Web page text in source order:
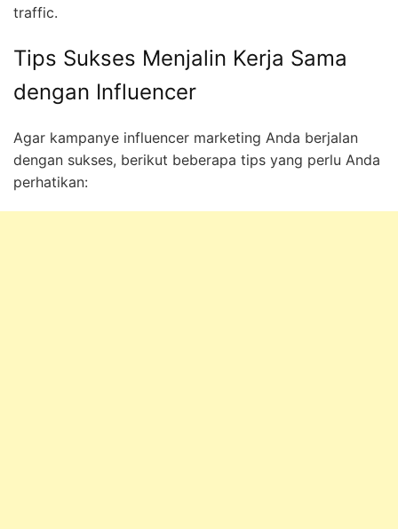
traffic.
Tips Sukses Menjalin Kerja Sama
dengan Influencer
Agar kampanye influencer marketing Anda berjalan
dengan sukses, berikut beberapa tips yang perlu Anda
perhatikan: